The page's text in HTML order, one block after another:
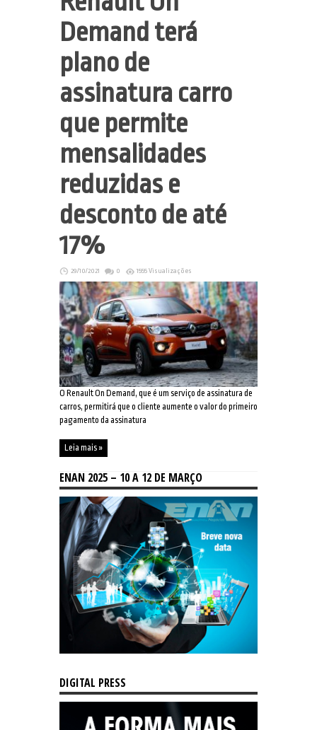
Demand terá
plano de
assinatura carro
que permite
mensalidades
reduzidas e
desconto de até
17%
29/10/2021 0 1555 Visualizações
O Renault On Demand, que é um serviço de assinatura de
carros, permitirá que o cliente aumente o valor do primeiro
pagamento da assinatura
Leia mais »
ENAN 2025 – 10 A 12 DE MARÇO
DIGITAL PRESS